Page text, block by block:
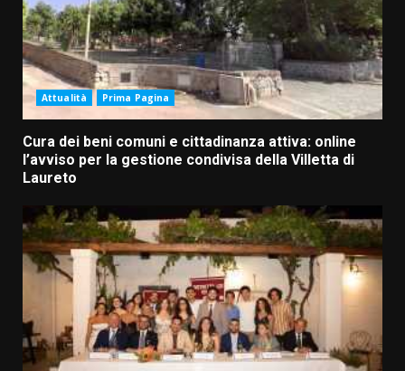
Attualità Prima Pagina
Cura dei beni comuni e cittadinanza attiva: online
l’avviso per la gestione condivisa della Villetta di
Laureto